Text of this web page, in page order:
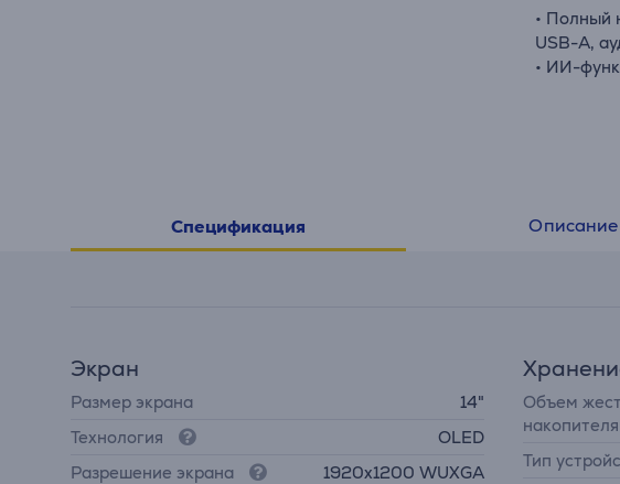
• Полный
USB-A,
• ИИ-
Спецификация Описание
Экран
Размер экрана
14"
Технология
OLED
Разрешение экрана
1920x1200 WUXGA
Объем
накопителя
Тип